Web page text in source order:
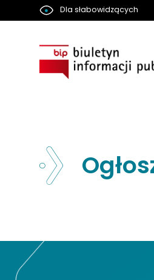
Dla słabowidzących
Nawigacja strony